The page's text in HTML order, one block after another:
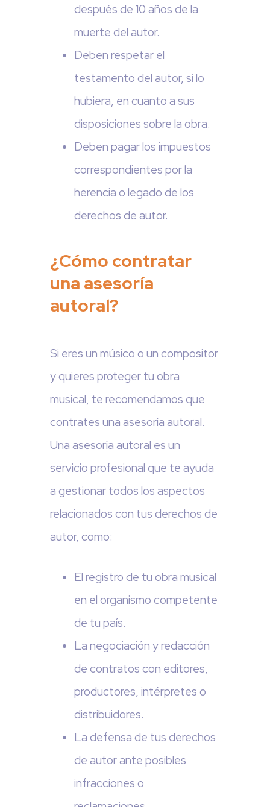
después de 10 años de la
muerte del autor.
Deben respetar el
testamento del autor, si lo
hubiera, en cuanto a sus
disposiciones sobre la obra.
Deben pagar los impuestos
correspondientes por la
herencia o legado de los
derechos de autor.
¿Cómo contratar
una asesoría
autoral?
Si eres un músico o un compositor
y quieres proteger tu obra
musical, te recomendamos que
contrates una asesoría autoral.
Una asesoría autoral es un
servicio profesional que te ayuda
a gestionar todos los aspectos
relacionados con tus derechos de
autor, como:
El registro de tu obra musical
en el organismo competente
de tu país.
La negociación y redacción
de contratos con editores,
productores, intérpretes o
distribuidores.
La defensa de tus derechos
de autor ante posibles
infracciones o